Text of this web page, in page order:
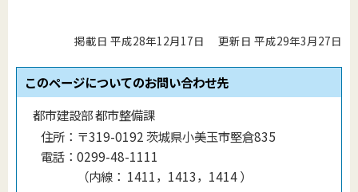
掲載日 平成28年12月17日 更新日 平成29年3月27日
このページについてのお問い合わせ先
都市建設部 都市整備課
住所： 〒319-0192 茨城県小美玉市堅倉835
電話： 0299-48-1111
（内線 ： 1411，1413，1414）